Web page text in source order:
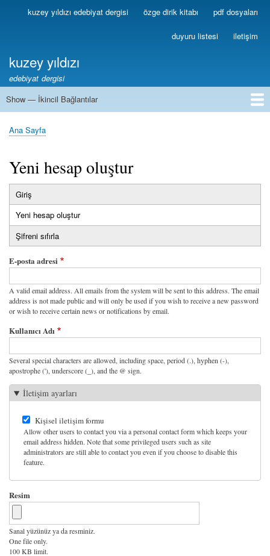
Ana
içeriğe
Birincilkuzey yıldızı edebiyat dergisi özge dirik kitabı pdf dosyaları
duyuru listesi iletişim
kuzey yıldızı
edebiyat dergisi
İkincil
Show — İkincil Bağlantılar
1
2
3
4
5
6
7
8
9
10
11
12
13
Sayfa
Ana Sayfa
Yeni hesap oluştur
Birincil
sekmeler
Giriş
Yeni hesap oluştur(etkin
sekme)
Şifreni sıfırla
E-posta adresi
A valid email address. All emails from the system will be sent to this address. The email
address is not made public and will only be used if you wish to receive a new password
or wish to receive certain news or notifications by email.
Kullanıcı Adı
Several special characters are allowed, including space, period (.), hyphen (-),
apostrophe ('), underscore (_), and the @ sign.
İletişim ayarları
Kişisel iletişim formu
Allow other users to contact you via a personal contact form which keeps your
email address hidden. Note that some privileged users such as site
administrators are still able to contact you even if you choose to disable this
feature.
Resim
Sanal yüzünüz ya da resminiz.
One file only.
100 KB limit.